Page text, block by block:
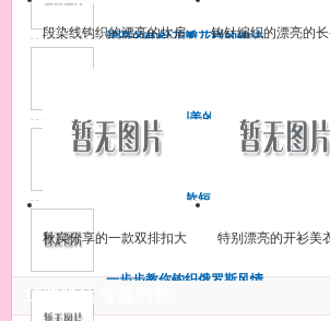
（3.2mm
漂亮的钩针花瓣花样的钩法
彼岸繁花·特别美的钩针连衣
裙花样和钩法步骤图
彼岸繁花·特别美的钩针连衣
非常清爽的一款短袖钩衣花
给出！
非常清爽的一款短袖钩衣花
给出！
一步步教你钩织俄罗斯风情
一步步教你钩织俄罗斯风情
段染线钩织的漂亮的坎肩
钩针编织的漂亮的
秋实分享的一款双排扣大
特别漂亮的开衫美
15路驿站 专题列表